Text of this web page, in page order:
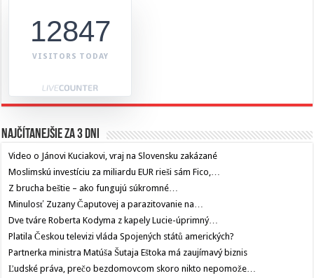
12847
VISITORS TODAY
Najčítanejšie za 3 dni
Video o Jánovi Kuciakovi, vraj na Slovensku zakázané
Moslimskú investíciu za miliardu EUR rieši sám Fico,…
Z brucha beštie – ako fungujú súkromné…
Minulosť Zuzany Čaputovej a parazitovanie na…
Dve tváre Roberta Kodyma z kapely Lucie-úprimný…
Platila Českou televizi vláda Spojených států amerických?
Partnerka ministra Matúša Šutaja Eštoka má zaujímavý biznis
Ľudské práva, prečo bezdomovcom skoro nikto nepomože…